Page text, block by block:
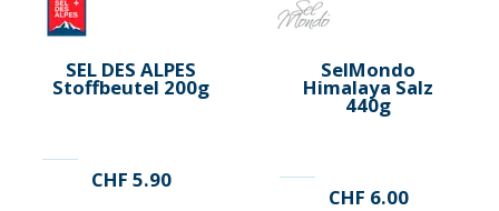
SEL DES ALPES
Stoffbeutel 200g
CHF 5.90
SelMondo
Himalaya Salz
440g
CHF 6.00